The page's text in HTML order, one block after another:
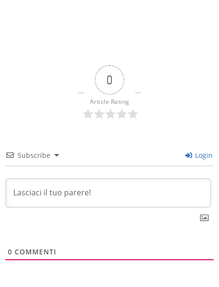
0
Article Rating
Subscribe Login
0 COMMENTI